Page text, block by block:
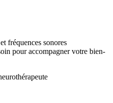
fréquences sonores
pour accompagner votre bien-